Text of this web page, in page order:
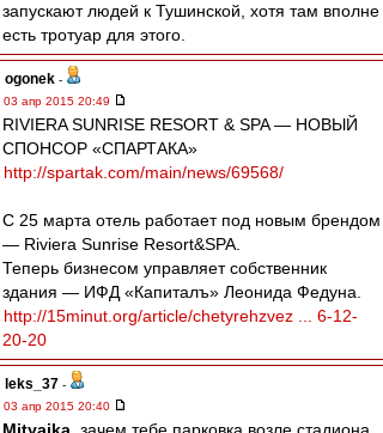
запускают людей к Тушинской, хотя там вполне
есть тротуар для этого.
ogonek -
03 апр 2015 20:49
RIVIERA SUNRISE RESORT & SPA — НОВЫЙ
СПОНСОР «СПАРТАКА»
http://spartak.com/main/news/69568/
С 25 марта отель работает под новым брендом
— Riviera Sunrise Resort&SPA.
Теперь бизнесом управляет собственник
здания — ИФД «Капиталъ» Леонида Федуна.
http://15minut.org/article/chetyrehzvez ... 6-12-
20-20
leks_37 -
03 апр 2015 20:40